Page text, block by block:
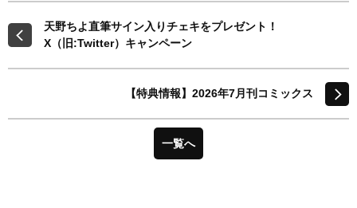
天野ちよ直筆サイン入りチェキをプレゼント！
X（旧:Twitter）キャンペーン
【特典情報】2026年7月刊コミックス
一覧へ